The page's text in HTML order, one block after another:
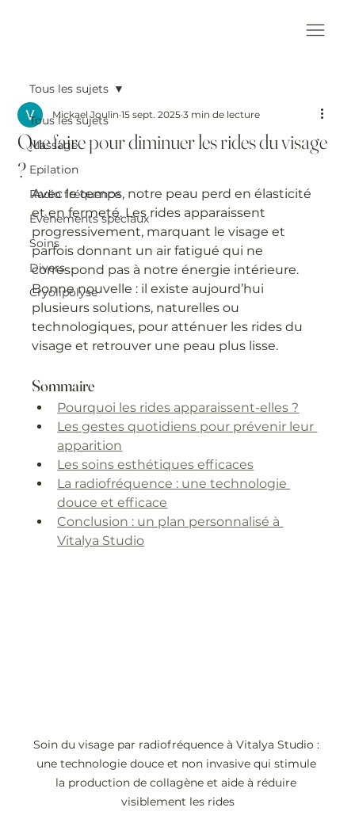
Tous les sujets
Massage
Epilation
Radio fréquence
Evènements spéciaux
Soins
Divers
Cryolipolyse
Tous les sujets
Que faire pour diminuer les rides du visage
?
Mickael Joulin 15 sept. 2025 3 min de lecture
Avec le temps, notre peau perd en élasticité
et en fermeté. Les rides apparaissent
progressivement, marquant le visage et
parfois donnant un air fatigué qui ne
correspond pas à notre énergie intérieure.
Bonne nouvelle : il existe aujourd’hui
plusieurs solutions, naturelles ou
technologiques, pour atténuer les rides du
visage et retrouver une peau plus lisse.
Sommaire
Pourquoi les rides apparaissent-elles ?
Les gestes quotidiens pour prévenir leur
apparition
Les soins esthétiques efficaces
La radiofréquence : une technologie
douce et efficace
Conclusion : un plan personnalisé à
Vitalya Studio
Soin du visage par radiofréquence à Vitalya Studio :
une technologie douce et non invasive qui stimule
la production de collagène et aide à réduire
visiblement les rides